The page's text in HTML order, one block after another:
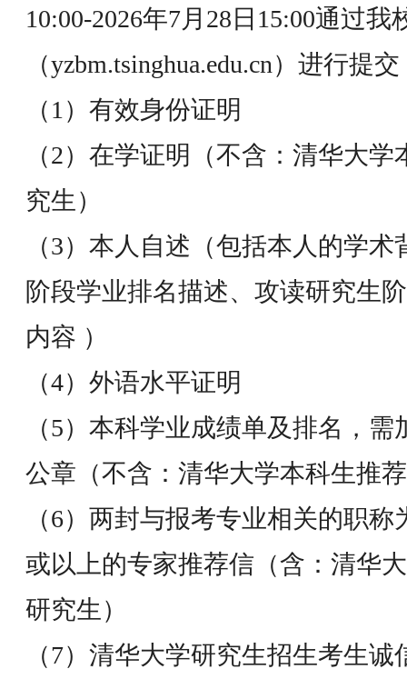
10:00-2026年7月28日15:00通过
（yzbm.tsinghua.edu.cn）进行提
（1）有效身份证明
（2）在学证明（不含：清华大
究生）
（3）本人自述（包括本人的学
阶段学业排名描述、攻读研究生
内容 ）
（4）外语水平证明
（5）本科学业成绩单及排名，
公章（不含：清华大学本科生推
（6）两封与报考专业相关的职
或以上的专家推荐信（含：清华
研究生）
（7）清华大学研究生招生考生诚